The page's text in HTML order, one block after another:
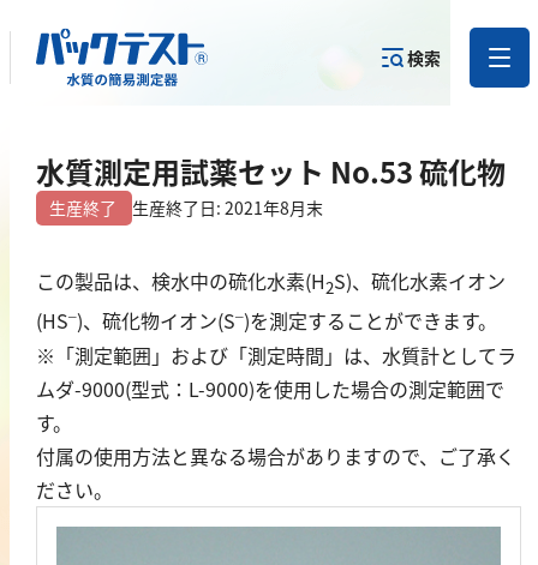
検索
水質測定用試薬セット No.53 硫化物
生産終了 生産終了日: 2021年8月末
この製品は、検水中の硫化水素(H2S)、硫化水素イオン
(HS–)、硫化物イオン(S–)を測定することができます。
※「測定範囲」および「測定時間」は、水質計としてラ
ムダ-9000(型式：L-9000)を使用した場合の測定範囲で
す。
付属の使用方法と異なる場合がありますので、ご了承く
ださい。
ら
製品を探す
目的から
製品を探す
カテゴリー
で探す
金属
亜鉛
アルミニウム
カドミウム
金
銀
クロム